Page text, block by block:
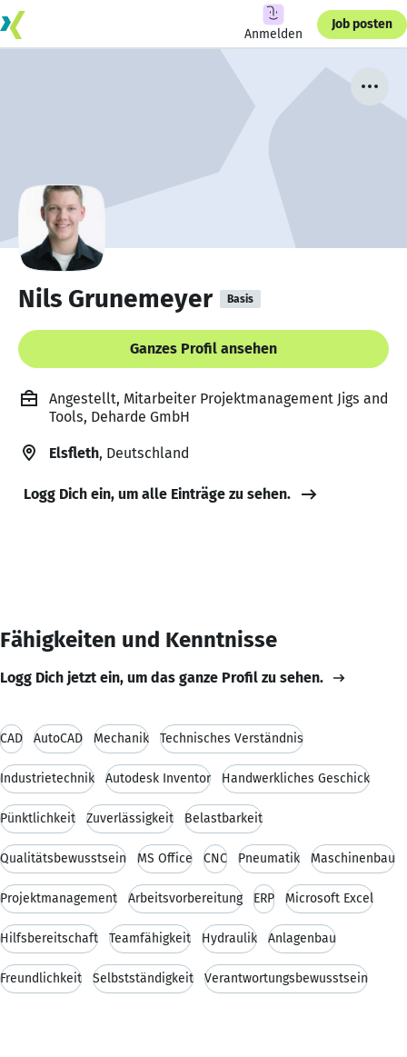
Anmelden
Job posten
Nils Grunemeyer Basis
Ganzes Profil ansehen
Angestellt, Mitarbeiter Projektmanagement Jigs and
Tools, Deharde GmbH
Elsfleth, Deutschland
Logg Dich ein, um alle Einträge zu sehen.
Fähigkeiten und Kenntnisse
Logg Dich jetzt ein, um das ganze Profil zu sehen.
CAD AutoCAD Mechanik Technisches Verständnis
Industrietechnik Autodesk Inventor Handwerkliches Geschick
Pünktlichkeit Zuverlässigkeit Belastbarkeit
Qualitätsbewusstsein MS Office CNC Pneumatik Maschinenbau
Projektmanagement Arbeitsvorbereitung ERP Microsoft Excel
Hilfsbereitschaft Teamfähigkeit Hydraulik Anlagenbau
Freundlichkeit Selbstständigkeit Verantwortungsbewusstsein